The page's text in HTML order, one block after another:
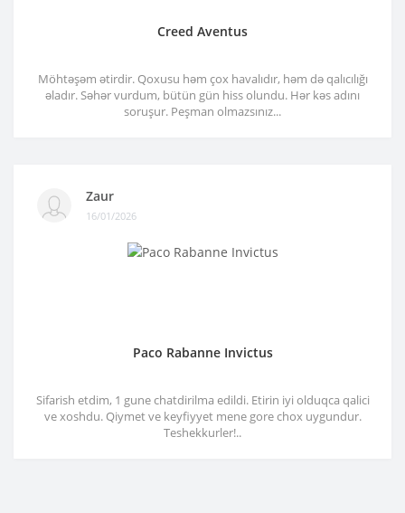
Creed Aventus
Möhtəşəm ətirdir. Qoxusu həm çox havalıdır, həm də qalıcılığı
əladır. Səhər vurdum, bütün gün hiss olundu. Hər kəs adını
soruşur. Peşman olmazsınız...
Zaur
16/01/2026
Paco Rabanne Invictus
Sifarish etdim, 1 gune chatdirilma edildi. Etirin iyi olduqca qalici
ve xoshdu. Qiymet ve keyfiyyet mene gore chox uygundur.
Teshekkurler!..